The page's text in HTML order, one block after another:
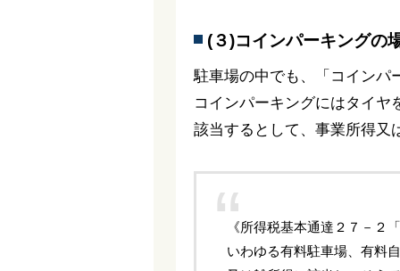
(３)コインパーキングの
駐車場の中でも、「コインパ
コインパーキングにはタイヤ
該当するとして、事業所得又
《所得税基本通達２７－２
いわゆる有料駐車場、有料